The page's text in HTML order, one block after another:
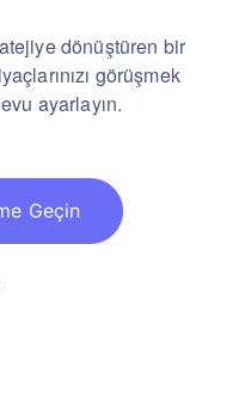
dönüştüren bir
görüşmek
ayarlayın.
Geçin